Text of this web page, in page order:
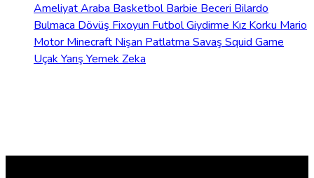
AmeliyatAraba BasketbolBarbie Beceri Bilardo
Bulmaca Dövüş Fixoyun FutbolGiydirme Kız Korku Mario
Motor Minecraft Nişan Patlatma Savaş Squid Game
Uçak Yarış Yemek Zeka